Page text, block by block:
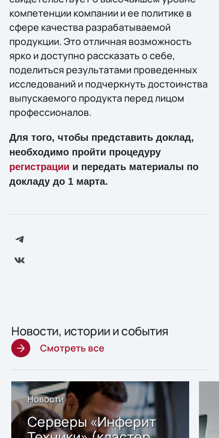
компетенции компании и ее политике в
сфере качества разрабатываемой
продукции. Это отличная возможность
ярко и доступно рассказать о себе,
поделиться результатами проведенных
исследований и подчеркнуть достоинства
выпускаемого продукта перед лицом
профессионалов.
Для того, чтобы представить доклад,
необходимо пройти процедуру
регистрации и передать материалы по
докладу до 1 марта.
Новости, истории и события
Смотреть все
Новости
Серверы «Инферит